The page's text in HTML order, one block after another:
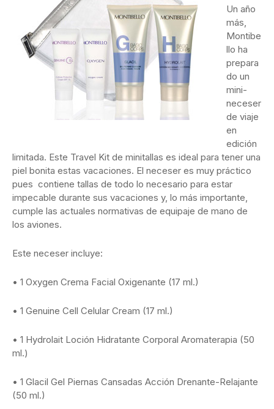
Un año
más,
Montibe
llo ha
prepara
do un
mini-
neceser
de viaje
en
edición
limitada. Este Travel Kit de minitallas es ideal para tener una
piel bonita estas vacaciones. El neceser es muy práctico
pues contiene tallas de todo lo necesario para estar
impecable durante sus vacaciones y, lo más importante,
cumple las actuales normativas de equipaje de mano de
los aviones.
Este neceser incluye:
• 1 Oxygen Crema Facial Oxigenante (17 ml.)
• 1 Genuine Cell Celular Cream (17 ml.)
• 1 Hydrolait Loción Hidratante Corporal Aromaterapia (50
ml.)
• 1 Glacil Gel Piernas Cansadas Acción Drenante-Relajante
(50 ml.)